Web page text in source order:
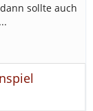
sollte auch